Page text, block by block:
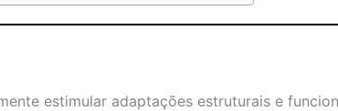
estimular adaptações estruturais e